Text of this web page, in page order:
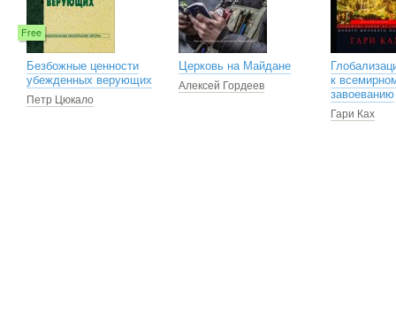
Free
Безбожные ценности
убежденных верующих
Петр Цюкало
Церковь на Майдане
Алексей Гордеев
к
завоеванию
Гари Ках